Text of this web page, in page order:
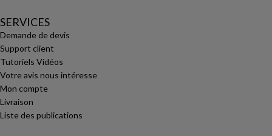
SERVICES
Demande de devis
Support client
Tutoriels Vidéos
Votre avis nous intéresse
Mon compte
Livraison
Liste des publications